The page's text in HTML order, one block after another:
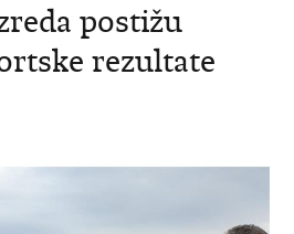
postižu
rezultate